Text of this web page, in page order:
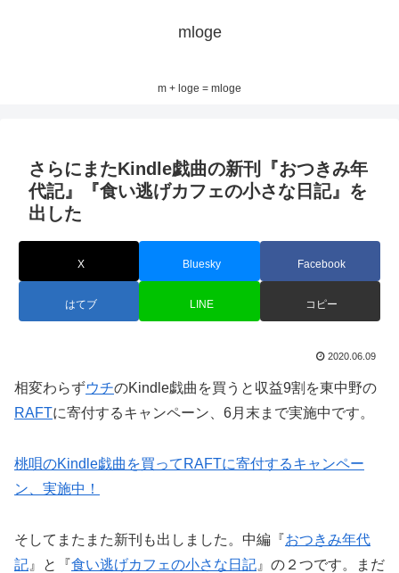
mloge
m + loge = mloge
さらにまたKindle戯曲の新刊『おつきみ年
代記』『食い逃げカフェの小さな日記』を
出した
X Bluesky Facebook
はてブ LINE コピー
2020.06.09
相変わらずウチのKindle戯曲を買うと収益9割を東中野の
RAFTに寄付するキャンペーン、6月末まで実施中です。
桃唄のKindle戯曲を買ってRAFTに寄付するキャンペー
ン、実施中！
そしてまたまた新刊も出しました。中編『おつきみ年代
記 』と『食い逃げカフェの小さな日記 』の２つです。まだ